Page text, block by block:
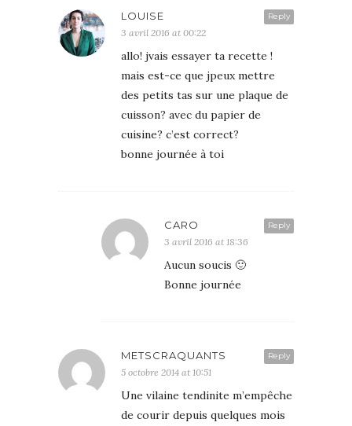
Reply
LOUISE
3 avril 2016 at 00:22
allo! jvais essayer ta recette !
mais est-ce que jpeux mettre
des petits tas sur une plaque de
cuisson? avec du papier de
cuisine? c’est correct?
bonne journée à toi
Reply
CARO
3 avril 2016 at 18:36
Aucun soucis 🙂
Bonne journée
Reply
METSCRAQUANTS
5 octobre 2014 at 10:51
Une vilaine tendinite m’empêche
de courir depuis quelques mois